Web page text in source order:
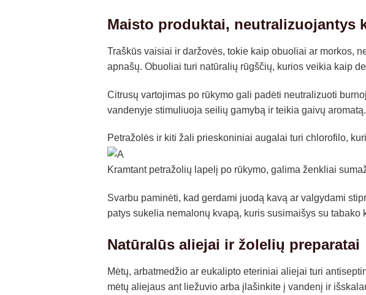
Maisto produktai, neutralizuojantys
Traškūs vaisiai ir daržovės, tokie kaip obuoliai ar morkos,
apnašų. Obuoliai turi natūralių rūgščių, kurios veikia kaip
Citrusų vartojimas po rūkymo gali padėti neutralizuoti
vandenyje stimuliuoja seilių gamybą ir teikia gaivų aromatą.
Petražolės ir kiti žali prieskoniniai augalai turi chlorofilo,
Kramtant petražolių lapelį po rūkymo, galima ženkliai
Svarbu paminėti, kad gerdami juodą kavą ar valgydami
patys sukelia nemalonų kvapą, kuris susimaišys su tabako
Natūralūs aliejai ir žolelių preparatai
Mėtų, arbatmedžio ar eukalipto eteriniai aliejai turi
mėtų aliejaus ant liežuvio arba įlašinkite į vandenį ir